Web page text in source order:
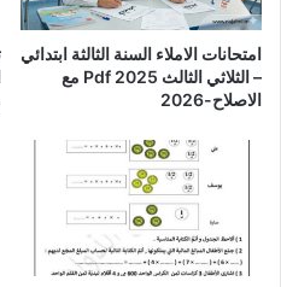
امتحانات الاملاء السنة الثالثة ابتدائي
– الثلاثي الثالث Pdf 2025 مع
الاصلاح-2026